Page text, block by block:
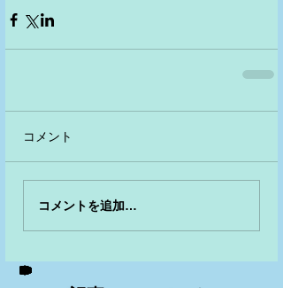
コメント
コメントを追加…